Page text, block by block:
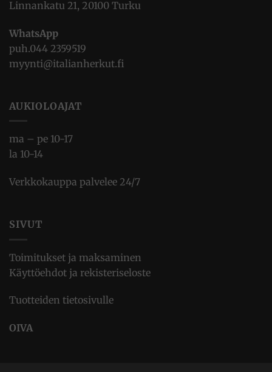
Linnankatu 21, 20100 Turku
WhatsApp
puh.044 2359519
myynti@italianherkut.fi
AUKIOLOAJAT
ma – pe 10-17
la 10-14
Verkkokauppa palvelee 24/7
SIVUT
Toimitukset ja maksaminen
Käyttöehdot ja rekisteriseloste
Tuotteiden tietosivulle
OIVA